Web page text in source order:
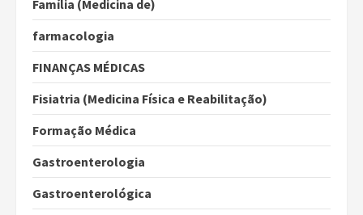
Família (Medicina de)
farmacologia
FINANÇAS MÉDICAS
Fisiatria (Medicina Física e Reabilitação)
Formação Médica
Gastroenterologia
Gastroenterológica